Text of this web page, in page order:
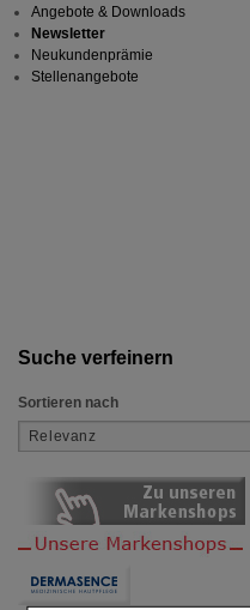
Suche verfeinern
Sortieren nach
Angebote & Downloads
Newsletter
Neukundenprämie
Stellenangebote